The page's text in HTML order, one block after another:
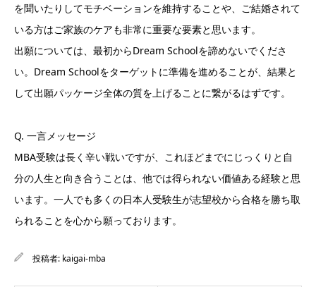
を聞いたりしてモチベーションを維持することや、ご結婚されて
いる方はご家族のケアも非常に重要な要素と思います。
出願については、最初からDream Schoolを諦めないでくださ
い。Dream Schoolをターゲットに準備を進めることが、結果と
して出願パッケージ全体の質を上げることに繋がるはずです。
Q. 一言メッセージ
MBA受験は長く辛い戦いですが、これほどまでにじっくりと自
分の人生と向き合うことは、他では得られない価値ある経験と思
います。一人でも多くの日本人受験生が志望校から合格を勝ち取
られることを心から願っております。
投稿者: kaigai-mba